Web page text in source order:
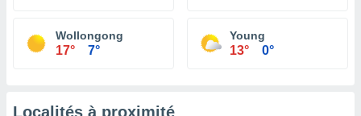
Wollongong
17° 7°
Young
13° 0°
Localités à proximité